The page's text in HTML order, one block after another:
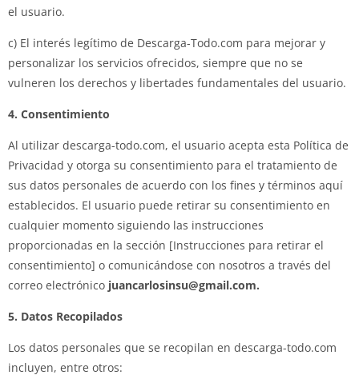
el usuario.
c) El interés legítimo de Descarga-Todo.com para mejorar y
personalizar los servicios ofrecidos, siempre que no se
vulneren los derechos y libertades fundamentales del usuario.
4. Consentimiento
Al utilizar descarga-todo.com, el usuario acepta esta Política de
Privacidad y otorga su consentimiento para el tratamiento de
sus datos personales de acuerdo con los fines y términos aquí
establecidos. El usuario puede retirar su consentimiento en
cualquier momento siguiendo las instrucciones
proporcionadas en la sección [Instrucciones para retirar el
consentimiento] o comunicándose con nosotros a través del
correo electrónico juancarlosinsu@gmail.com.
5. Datos Recopilados
Los datos personales que se recopilan en descarga-todo.com
incluyen, entre otros: